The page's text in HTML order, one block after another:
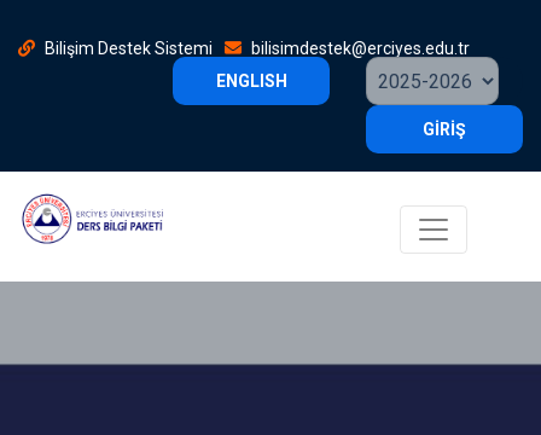
Bilişim Destek Sistemi
bilisimdestek@erciyes.edu.tr
ENGLISH
GİRİŞ